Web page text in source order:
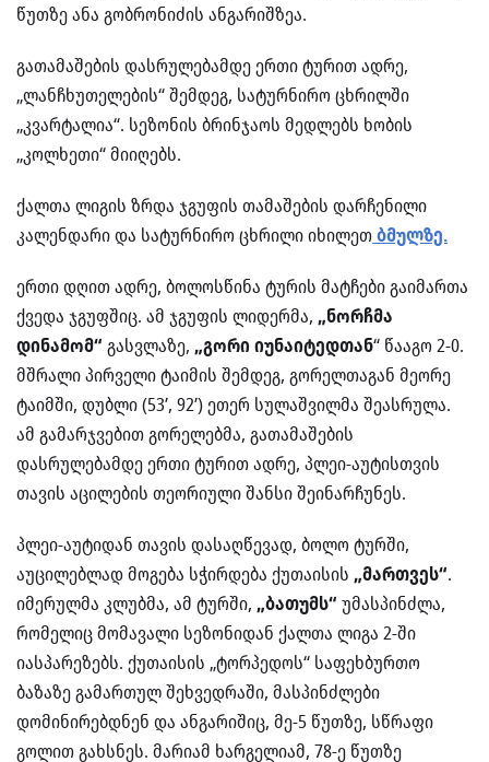
წუთზე ანა გობრონიძის ანგარიშზეა.
გათამაშების დასრულებამდე ერთი ტურით ადრე,
„ლანჩხუთელების“ შემდეგ, სატურნირო ცხრილში
„კვარტალია“. სეზონის ბრინჯაოს მედლებს ხობის
„კოლხეთი“ მიიღებს.
ქალთა ლიგის ზრდა ჯგუფის თამაშების დარჩენილი
კალენდარი და სატურნირო ცხრილი იხილეთბმულზე.
ერთი დღით ადრე, ბოლოსწინა ტურის მატჩები გაიმართა
ქვედა ჯგუფშიც. ამ ჯგუფის ლიდერმა, „ნორჩმა
დინამომ“ გასვლაზე, „გორი იუნაიტედთან“ წააგო 2-0.
მშრალი პირველი ტაიმის შემდეგ, გორელთაგან მეორე
ტაიმში, დუბლი (53’, 92’) ეთერ სულაშვილმა შეასრულა.
ამ გამარჯვებით გორელებმა, გათამაშების
დასრულებამდე ერთი ტურით ადრე, პლეი-აუტისთვის
თავის აცილების თეორიული შანსი შეინარჩუნეს.
პლეი-აუტიდან თავის დასაღწევად, ბოლო ტურში,
აუცილებლად მოგება სჭირდება ქუთაისის „მართვეს“.
იმერულმა კლუბმა, ამ ტურში, „ბათუმს“ უმასპინძლა,
რომელიც მომავალი სეზონიდან ქალთა ლიგა 2-ში
იასპარეზებს. ქუთაისის „ტორპედოს“ საფეხბურთო
ბაზაზე გამართულ შეხვედრაში, მასპინძლები
დომინირებდნენ და ანგარიშიც, მე-5 წუთზე, სწრაფი
გოლით გახსნეს. მარიამ ხარგელიამ, 78-ე წუთზე